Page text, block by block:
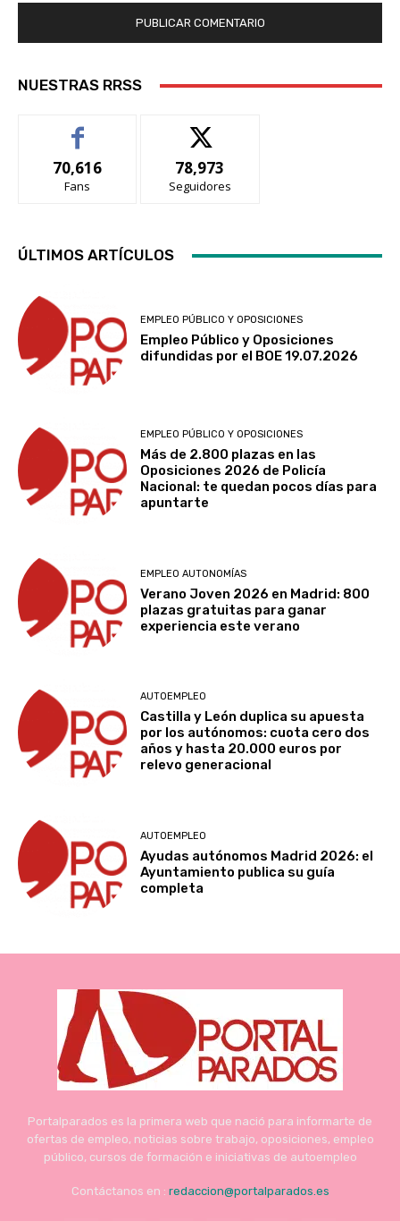
NUESTRAS RRSS
70,616
Fans
78,973
Seguidores
ÚLTIMOS ARTÍCULOS
EMPLEO PÚBLICO Y OPOSICIONES
Empleo Público y Oposiciones
difundidas por el BOE 19.07.2026
EMPLEO PÚBLICO Y OPOSICIONES
Más de 2.800 plazas en las
Oposiciones 2026 de Policía
Nacional: te quedan pocos días para
apuntarte
EMPLEO AUTONOMÍAS
Verano Joven 2026 en Madrid: 800
plazas gratuitas para ganar
experiencia este verano
AUTOEMPLEO
Castilla y León duplica su apuesta
por los autónomos: cuota cero dos
años y hasta 20.000 euros por
relevo generacional
AUTOEMPLEO
Ayudas autónomos Madrid 2026: el
Ayuntamiento publica su guía
completa
Portalparados es la primera web que nació para informarte de
ofertas de empleo, noticias sobre trabajo, oposiciones, empleo
público, cursos de formación e iniciativas de autoempleo
Contáctanos en : redaccion@portalparados.es